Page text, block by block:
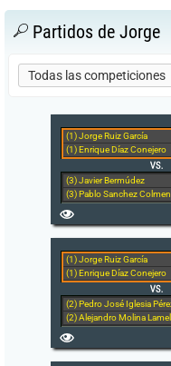
Partidos de Jorge
(1) Jorge Ruiz García
(1) Enrique Díaz Conejero
(3) Javier Bermúdez
(3) Pablo Sanchez
(1) Jorge Ruiz García
(1) Enrique Díaz Conejero
(2) Pedro José Iglesia
(2) Alejandro Molina